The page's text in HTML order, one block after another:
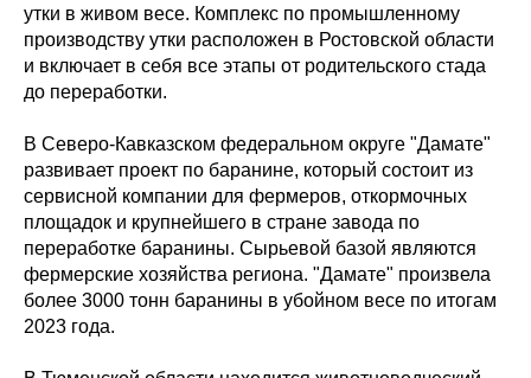
утки в живом весе. Комплекс по промышленному
производству утки расположен в Ростовской области
и включает в себя все этапы от родительского стада
до переработки.
В Северо-Кавказском федеральном округе "Дамате"
развивает проект по баранине, который состоит из
сервисной компании для фермеров, откормочных
площадок и крупнейшего в стране завода по
переработке баранины. Сырьевой базой являются
фермерские хозяйства региона. "Дамате" произвела
более 3000 тонн баранины в убойном весе по итогам
2023 года.